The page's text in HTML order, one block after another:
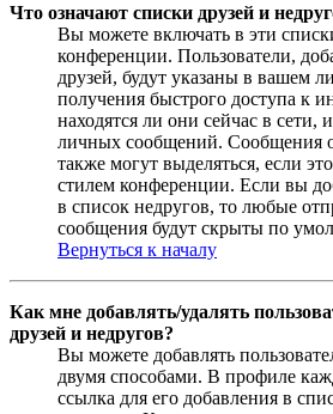
Что означают списки друзей и
Вы можете включать в эти
конференции. Пользователи,
друзей, будут указаны в вашем
получения быстрого доступа к
находятся ли они сейчас в сети,
личных сообщений. Сообщения
также могут выделяться, если
стилем конференции. Если вы
в список недругов, то любые
сообщения будут скрыты по
Вернуться к началу
Как мне добавлять/удалять
друзей и недругов?
Вы можете добавлять
двумя способами. В профиле
ссылка для его добавления в